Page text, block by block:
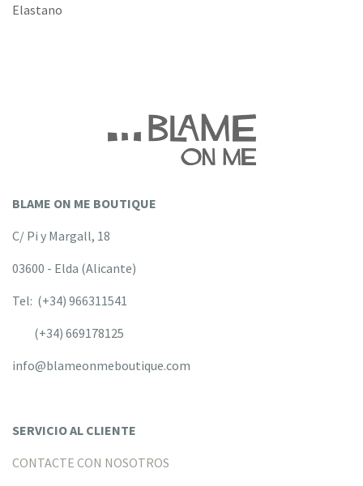
Elastano
BLAME ON ME BOUTIQUE
C/ Pi y Margall, 18
03600 - Elda (Alicante)
Tel: (+34) 966311541
(+34) 669178125
info@blameonmeboutique.com
SERVICIO AL CLIENTE
CONTACTE CON NOSOTROS